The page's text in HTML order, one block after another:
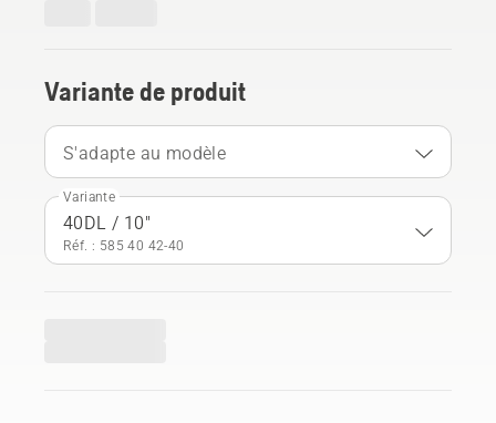
Variante de produit
S'adapte au modèle
Variante
40DL / 10"
Réf. : 585 40 42‑40